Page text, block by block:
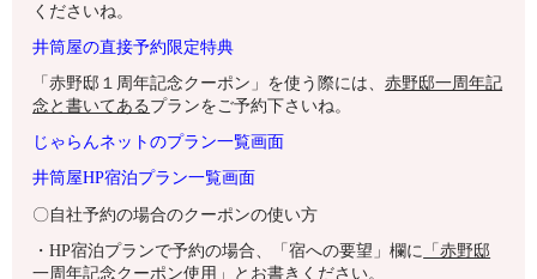
くださいね。
井筒屋の直接予約限定特典
「赤野邸１周年記念クーポン」を使う際には、赤野邸一周年記
念と書いてある プランをご予約下さいね。
じゃらんネットのプラン一覧画面
井筒屋HP宿泊プラン一覧画面
〇自社予約の場合のクーポンの使い方
・HP宿泊プランで予約の場合、「宿への要望」欄に
「赤野邸
一周年記念クーポン使用」とお書きください。